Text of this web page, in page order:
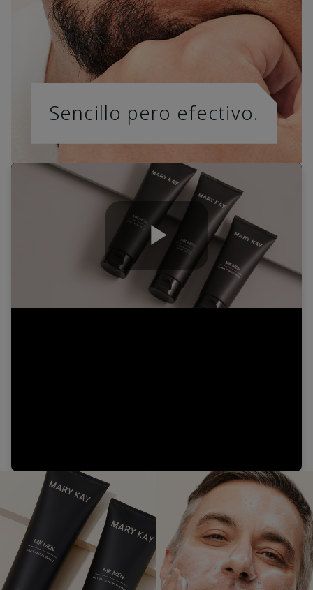
Sencillo pero efectivo.
Play